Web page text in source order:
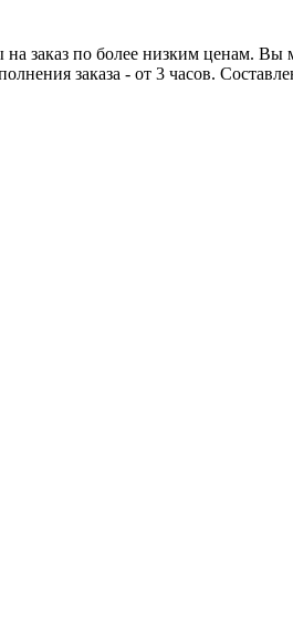
заказ по более низким ценам. Вы
заказа - от 3 часов.